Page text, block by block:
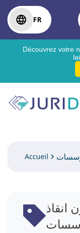
FR
Découvrez votre
Accueil
انقاذ